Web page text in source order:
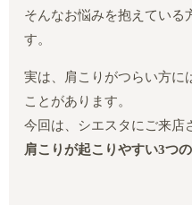
そんなお悩みを抱えている
す。
実は、肩こりがつらい方に
ことがあります。
今回は、シエスタにご来店
肩こりが起こりやすい3つ